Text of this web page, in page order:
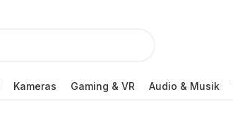
Kameras Gaming & VR Audio & Musik